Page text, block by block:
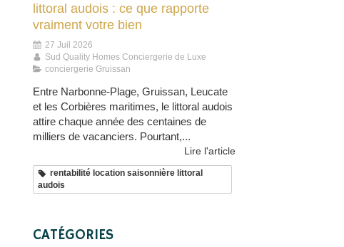
littoral audois : ce que rapporte
vraiment votre bien
27 Juil 2026
Sud Quality Homes Conciergerie de Luxe
conciergerie Gruissan
Entre Narbonne-Plage, Gruissan, Leucate
et les Corbières maritimes, le littoral audois
attire chaque année des centaines de
milliers de vacanciers. Pourtant,...
Lire l'article
rentabilité location saisonnière littoral
audois
CATÉGORIES